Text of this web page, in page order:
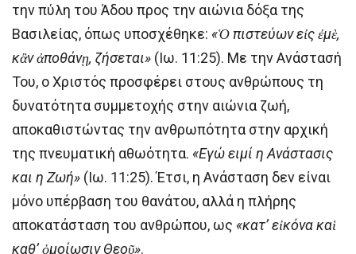
την πύλη του Άδου προς την αιώνια δόξα της
Βασιλείας, όπως υποσχέθηκε: «Ὁ πιστεύων εἰς ἐμὲ,
κἂν ἀποθάνῃ, ζήσεται» (Ιω. 11:25). Με την Ανάστασή
Του, ο Χριστός προσφέρει στους ανθρώπους τη
δυνατότητα συμμετοχής στην αιώνια ζωή,
αποκαθιστώντας την ανθρωπότητα στην αρχική
της πνευματική αθωότητα. «Εγώ ειμί η Ανάστασις
και η Ζωή» (Ιω. 11:25). Έτσι, η Ανάσταση δεν είναι
μόνο υπέρβαση του θανάτου, αλλά η πλήρης
αποκατάσταση του ανθρώπου, ως «κατ’ εἰκόνα καὶ
καθ’ ὁμοίωσιν Θεοῦ».